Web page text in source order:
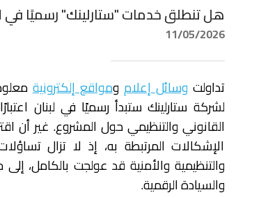
هل تنطلق خدمات "ستارلينك" رسميًا في
11/05/2026
تداولت وسائل إعلام ومواقع إلكترونية
القانوني والتنظيمي حول المشروع. غير أن
الإشكالات المرتبطة به، إذ لا تزال
والتنظيمية والأمنية قد عولجت بالكامل، إلى
والسيادة الرقمية.